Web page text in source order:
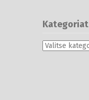
Kategoriat
Kategoriat